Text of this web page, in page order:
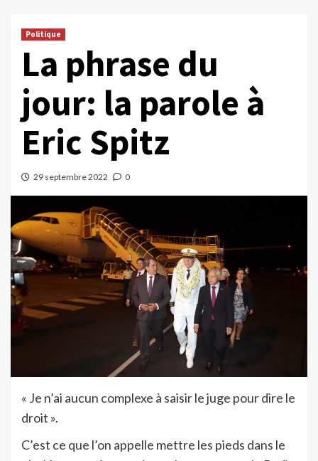
Politique
La phrase du
jour: la parole à
Eric Spitz
29 septembre 2022 0
« Je n’ai aucun complexe à saisir le juge pour dire le
droit ».
C’est ce que l’on appelle mettre les pieds dans le